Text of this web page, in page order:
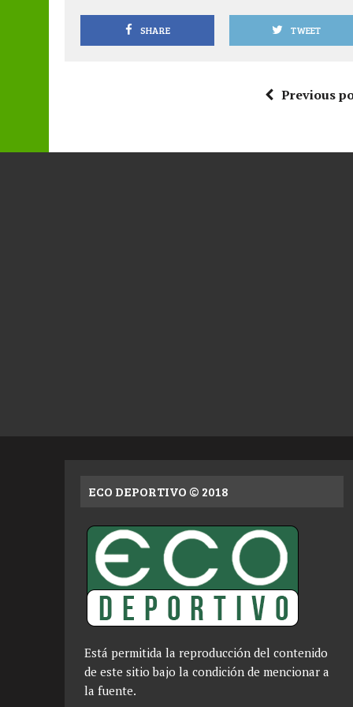
SHARE TWEET
Previous
ECO DEPORTIVO © 2018
Está permitida la reproducción del contenido
de este sitio bajo la condición de mencionar a
la fuente.